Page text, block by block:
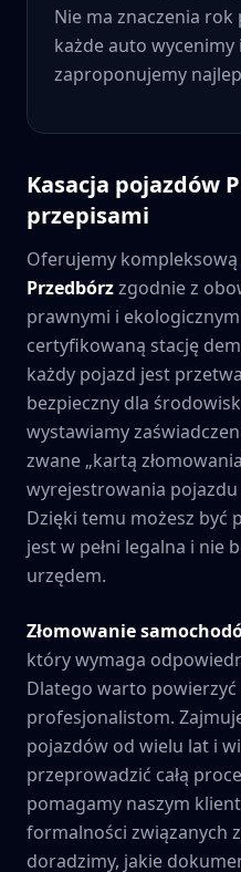
Nie ma znaczenia
każde auto
zaproponujemy
Kasacja pojazdów
przepisami
Oferujemy kompleksową
Przedbórzzgodnie z
prawnymi i
certyfikowaną stację
każdy pojazd jest
bezpieczny dla
wystawiamy
zwane „kartą
wyrejestrowania
Dzięki temu możesz być
jest w pełni legalna i nie
urzędem.
Złomowanie
który wymaga
Dlatego warto
profesjonalistom.
pojazdów od wielu lat i
przeprowadzić całą
pomagamy naszym
formalności związanych
doradzimy, jakie